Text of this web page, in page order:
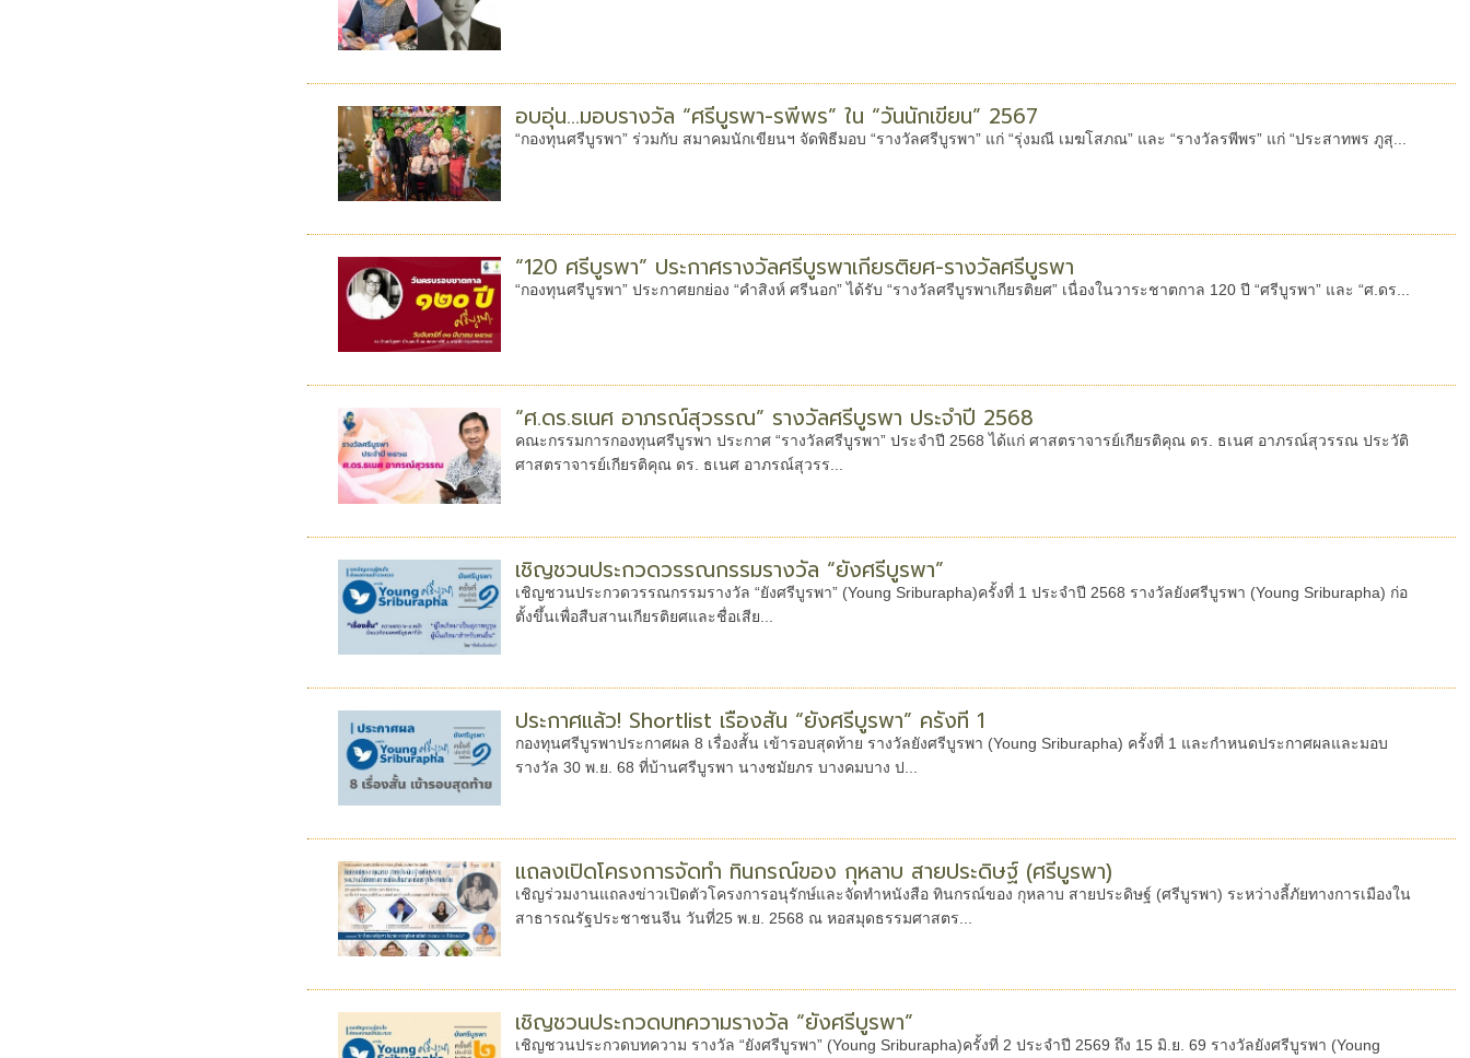
อบอุ่น...มอบรางวัล “ศรีบูรพา-รพีพร” ใน “วันนักเขียน” 2567
“กองทุนศรีบูรพา” ร่วมกับ สมาคมนักเขียนฯ จัดพิธีมอบ “รางวัลศรีบูรพา” แก่ “รุ่งมณี เมฆโสภณ” และ “รางวัลรพีพร” แก่ “ประสาทพร ภูสุ...
“120 ศรีบูรพา” ประกาศรางวัลศรีบูรพาเกียรติยศ-รางวัลศรีบูรพา
“กองทุนศรีบูรพา” ประกาศยกย่อง “คำสิงห์ ศรีนอก” ได้รับ “รางวัลศรีบูรพาเกียรติยศ” เนื่องในวาระชาตกาล 120 ปี “ศรีบูรพา” และ “ศ.ดร...
“ศ.ดร.ธเนศ อาภรณ์สุวรรณ” รางวัลศรีบูรพา ประจำปี 2568
คณะกรรมการกองทุนศรีบูรพา ประกาศ “รางวัลศรีบูรพา” ประจำปี 2568 ได้แก่ ศาสตราจารย์เกียรติคุณ ดร. ธเนศ อาภรณ์สุวรรณ ประวัติ
ศาสตราจารย์เกียรติคุณ ดร. ธเนศ อาภรณ์สุวรร...
เชิญชวนประกวดวรรณกรรมรางวัล “ยังศรีบูรพา”
เชิญชวนประกวดวรรณกรรมรางวัล “ยังศรีบูรพา” (Young Sriburapha)ครั้งที่ 1 ประจำปี 2568 รางวัลยังศรีบูรพา (Young Sriburapha) ก่อ
ตั้งขึ้นเพื่อสืบสานเกียรติยศและชื่อเสีย...
ประกาศแล้ว! Shortlist เรื่องสั้น “ยังศรีบูรพา” ครั้งที่ 1
กองทุนศรีบูรพาประกาศผล 8 เรื่องสั้น เข้ารอบสุดท้าย รางวัลยังศรีบูรพา (Young Sriburapha) ครั้งที่ 1 และกำหนดประกาศผลและมอบ
รางวัล 30 พ.ย. 68 ที่บ้านศรีบูรพา นางชมัยภร บางคมบาง ป...
แถลงเปิดโครงการจัดทำ ทินกรณ์ของ กุหลาบ สายประดิษฐ์ (ศรีบูรพา)
เชิญร่วมงานแถลงข่าวเปิดตัวโครงการอนุรักษ์และจัดทำหนังสือ ทินกรณ์ของ กุหลาบ สายประดิษฐ์ (ศรีบูรพา) ระหว่างลี้ภัยทางการเมืองใน
สาธารณรัฐประชาชนจีน วันที่25 พ.ย. 2568 ณ หอสมุดธรรมศาสตร...
เชิญชวนประกวดบทความรางวัล “ยังศรีบูรพา”
เชิญชวนประกวดบทความ รางวัล “ยังศรีบูรพา” (Young Sriburapha)ครั้งที่ 2 ประจำปี 2569 ถึง 15 มิ.ย. 69 รางวัลยังศรีบูรพา (Young